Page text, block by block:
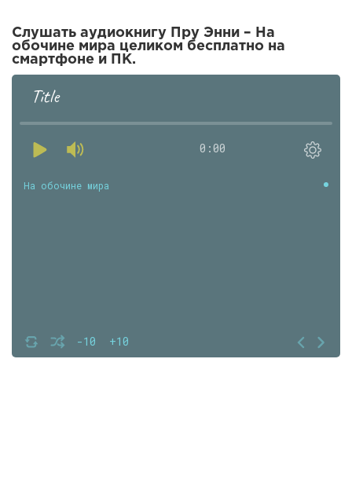
Слушать аудиокнигу Пру Энни – На
обочине мира целиком бесплатно на
смартфоне и ПК.
Title
0:00
-10 +10
На обочине мира